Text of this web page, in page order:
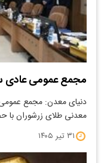
مجمع عمومی عادی
دنیای معدن: مجمع
معدنی طلای زرشوران با
۳۱ تیر ۱۴۰۵